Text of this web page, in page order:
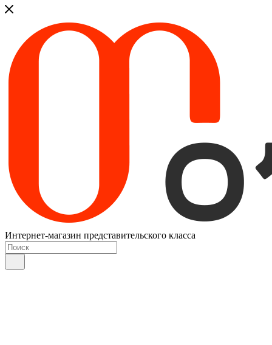
Интернет-магазин представительского класса